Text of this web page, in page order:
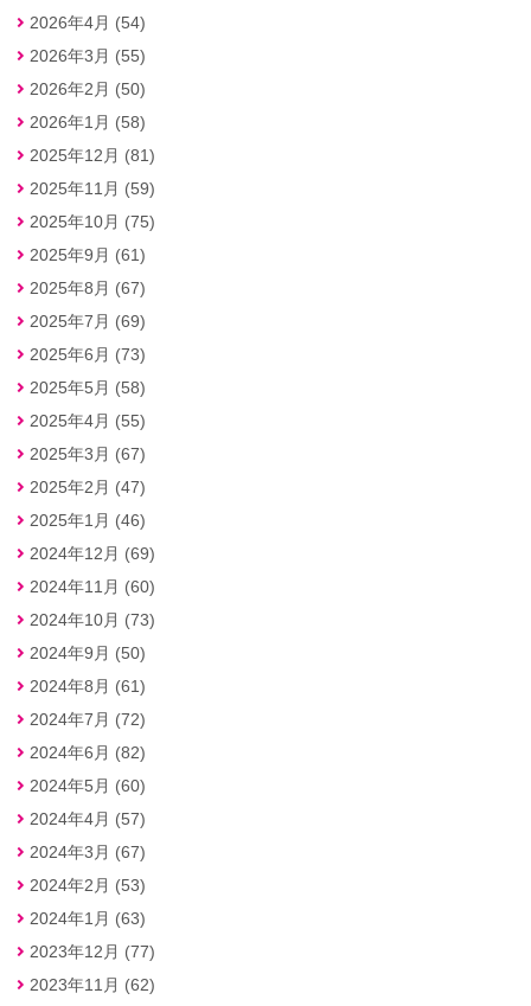
2026年4月 (54)
2026年3月 (55)
2026年2月 (50)
2026年1月 (58)
2025年12月 (81)
2025年11月 (59)
2025年10月 (75)
2025年9月 (61)
2025年8月 (67)
2025年7月 (69)
2025年6月 (73)
2025年5月 (58)
2025年4月 (55)
2025年3月 (67)
2025年2月 (47)
2025年1月 (46)
2024年12月 (69)
2024年11月 (60)
2024年10月 (73)
2024年9月 (50)
2024年8月 (61)
2024年7月 (72)
2024年6月 (82)
2024年5月 (60)
2024年4月 (57)
2024年3月 (67)
2024年2月 (53)
2024年1月 (63)
2023年12月 (77)
2023年11月 (62)